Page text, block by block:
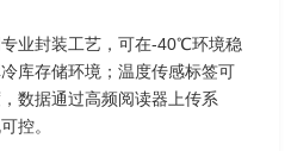
业封装工艺，可在-40℃环境稳
库存储环境；温度传感标签可
数据通过高频阅读器上传系
控。